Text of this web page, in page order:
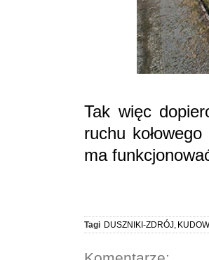
Tak więc
ruchu
ma
Tagi DUSZNIKI-ZDRÓJ,